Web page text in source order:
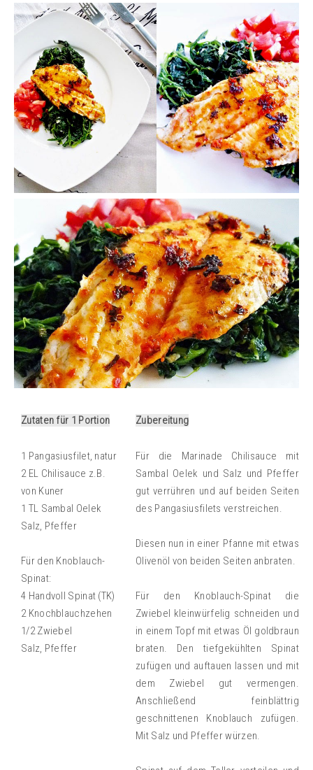
Zutaten für 1 Portion Zubereitung
1 Pangasiusfilet, natur
2 EL Chilisauce z.B.
von Kuner
1 TL Sambal Oelek
Salz, Pfeffer
Für den Knoblauch-
Spinat:
4 Handvoll Spinat (TK)
2 Knochblauchzehen
1/2 Zwiebel
Salz, Pfeffer
Für die Marinade Chilisauce mit
Sambal Oelek und Salz und Pfeffer
gut verrühren und auf beiden Seiten
des Pangasiusfilets verstreichen.
Diesen nun in einer Pfanne mit etwas
Olivenöl von beiden Seiten anbraten.
Für den Knoblauch-Spinat die
Zwiebel kleinwürfelig schneiden und
in einem Topf mit etwas Öl goldbraun
braten. Den tiefgekühlten Spinat
zufügen und auftauen lassen und mit
dem Zwiebel gut vermengen.
Anschließend feinblättrig
geschnittenen Knoblauch zufügen.
Mit Salz und Pfeffer würzen.